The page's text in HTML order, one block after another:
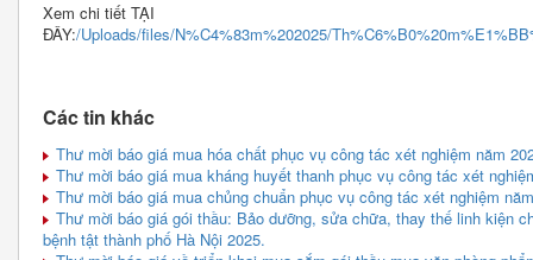
Xem chi tiết TẠI
ĐÂY:/Uploads/files/N%C4%83m%202025/
Các tin khác
Thư mời báo giá mua hóa chất phục vụ công tác xét nghiệm năm
Thư mời báo giá mua kháng huyết thanh phục vụ công tác xét
Thư mời báo giá mua chủng chuẩn phục vụ công tác xét nghiệm
Thư mời báo giá gói thầu: Bảo dưỡng, sửa chữa, thay thế linh kiện
bệnh tật thành phố Hà Nội 2025.